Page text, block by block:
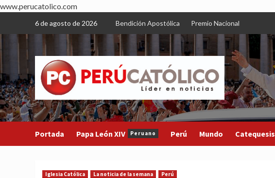
www.perucatolico.com
content
6 de agosto de 2026 Bendición Apostólica Premio Nacional
Portada Papa León XIV Peruano Perú Mundo Catequesis
Iglesia Católica La noticia de la semana Perú